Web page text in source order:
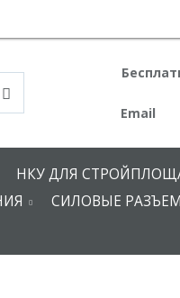
НКУ ДЛЯ
СИЛОВЫЕ